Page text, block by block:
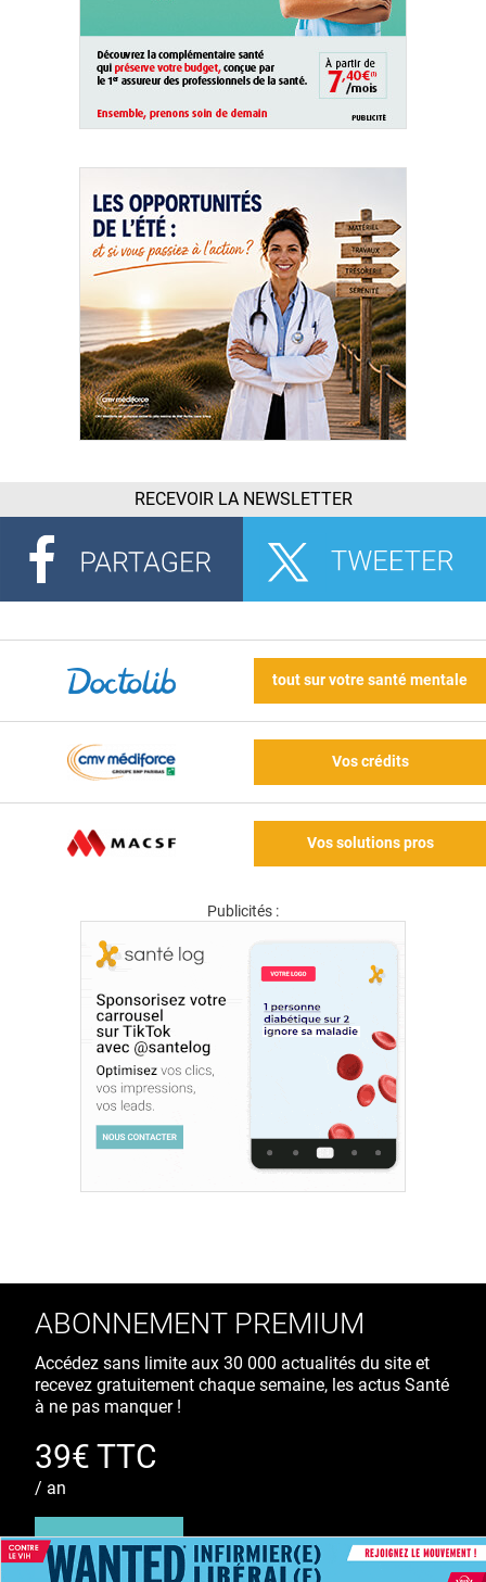
RECEVOIR LA NEWSLETTER
tout sur votre santé mentale
Vos crédits
Vos solutions pros
Publicités :
ABONNEMENT PREMIUM
Accédez sans limite aux 30 000 actualités du site et
recevez gratuitement chaque semaine, les actus Santé
à ne pas manquer !
39€ TTC
/ an
S'ABONNER